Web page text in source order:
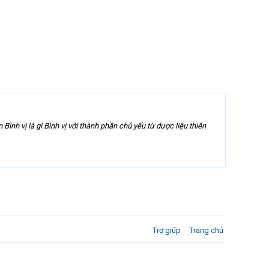
vị là gì Bình vị với thành phần chủ yếu từ dược liệu thiên
Trợ giúp Trang chủ